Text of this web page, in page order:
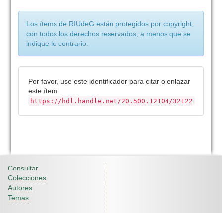
Los ítems de RIUdeG están protegidos por copyright,
con todos los derechos reservados, a menos que se
indique lo contrario.
Por favor, use este identificador para citar o enlazar
este ítem:
https://hdl.handle.net/20.500.12104/32122
Consultar
Colecciones
Autores
Temas